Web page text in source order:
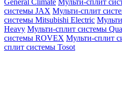
General Climate Мульти-сплит
системы JAX Мульти-сплит
системы Mitsubishi Electric
Heavy Мульти-сплит системы
системы ROVEX Мульти-сплит
сплит системы Tosot